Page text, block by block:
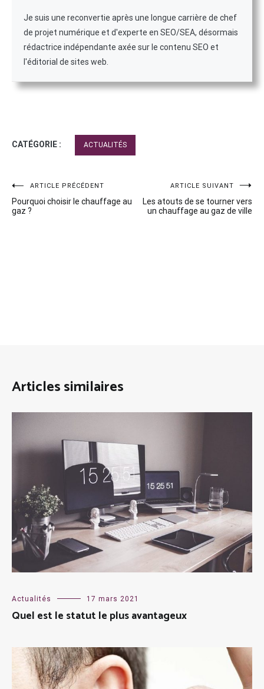
Je suis une reconvertie après une longue carrière de chef
de projet numérique et d'experte en SEO/SEA, désormais
rédactrice indépendante axée sur le contenu SEO et
l'éditorial de sites web.
CATÉGORIE : ACTUALITÉS
Navigation
de
ARTICLE PRÉCÉDENT
Pourquoi choisir le chauffage au
gaz ?
ARTICLE SUIVANT
Les atouts de se tourner vers
un chauffage au gaz de ville
Articles similaires
Actualités 17 mars 2021
Quel est le statut le plus avantageux